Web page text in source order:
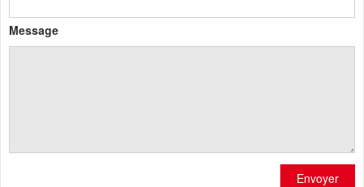
Message
Envoyer